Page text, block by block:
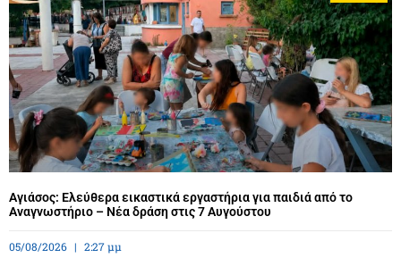
Αγιάσος: Ελεύθερα εικαστικά εργαστήρια για παιδιά από το
Αναγνωστήριο – Νέα δράση στις 7 Αυγούστου
05/08/2026 2:27 μμ